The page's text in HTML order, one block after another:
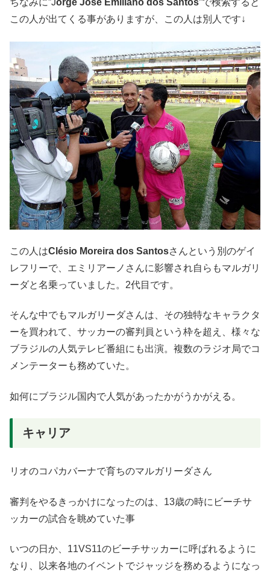
ちなみに”Jorge José Emiliano dos Santos”で検索すると
この人が出てくる事がありますが、この人は別人です↓
この人はClésio Moreira dos Santosさんという別のゲイ
レフリーで、エミリアーノさんに影響され自らもマルガリ
ーダと名乗っていました。2代目です。
そんな中でもマルガリーダさんは、その独特なキャラクタ
ーを買われて、サッカーの審判員という枠を超え、様々な
ブラジルの人気テレビ番組にも出演。複数のラジオ局でコ
メンテーターも務めていた。
如何にブラジル国内で人気があったかがうかがえる。
キャリア
リオのコパカバーナで育ちのマルガリーダさん
審判をやるきっかけになったのは、13歳の時にビーチサ
ッカーの試合を眺めていた事
いつの日か、11VS11のビーチサッカーに呼ばれるように
なり、以来各地のイベントでジャッジを務めるようになっ